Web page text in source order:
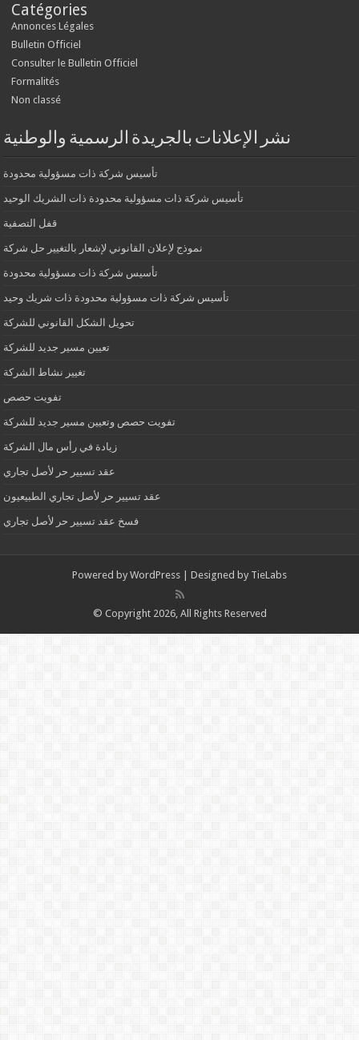
Catégories
Annonces Légales
Bulletin Officiel
Consulter le Bulletin Officiel
Formalités
Non classé
نشر الإعلانات بالجريدة الرسمية والوطنية
تأسيس شركة ذات مسؤولية محدودة
تأسيس شركة ذات مسؤولية محدودة ذات الشريك الوحيد
قفل التصفية
نموذج لإعلان القانوني لإشعار بالتغيير حل شركة
تأسيس شركة ذات مسؤولية محدودة
تأسيس شركة ذات مسؤولية محدودة ذات شريك وحيد
تحويل الشكل القانوني للشركة
تعيين مسير جديد للشركة
تغيير نشاط الشركة
تفويت حصص
تفويت حصص وتعيين مسير جديد للشركة
زيادة في رأس مال الشركة
عقد تسيير حر لأصل تجاري
عقد تسيير حر لأصل تجاري الطبيعيون
فسخ عقد تسيير حر لأصل تجاري
Powered by WordPress | Designed by TieLabs
© Copyright 2026, All Rights Reserved